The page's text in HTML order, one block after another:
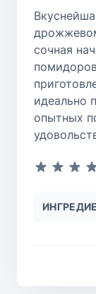
сочная
идеально
опытных